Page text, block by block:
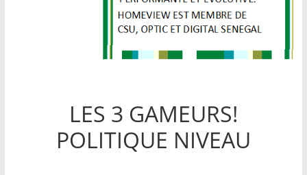
LES 3 GAMEURS!
POLITIQUE NIVEAU